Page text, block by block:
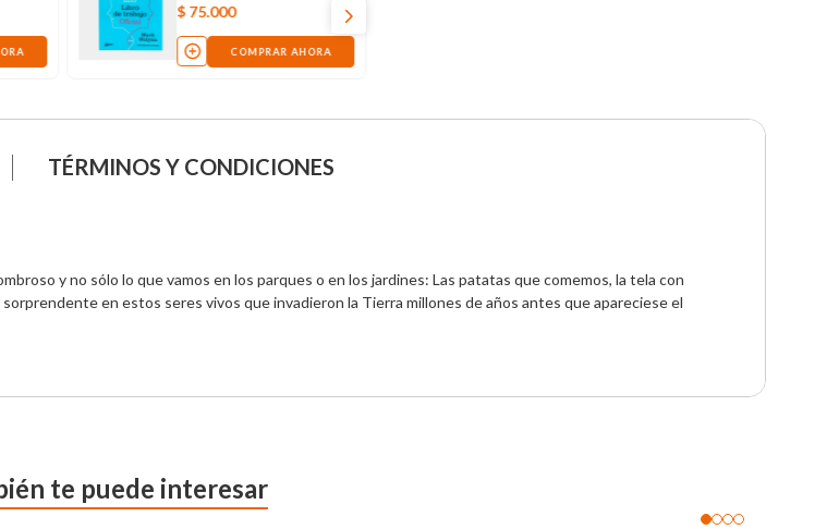
$ 75.000
COMPRAR AHORA
TÉRMINOS Y CONDICIONES
y no sólo lo que vamos en los parques o en los jardines: Las patatas que comemos, la tela con
en estos seres vivos que invadieron la Tierra millones de años antes que apareciese el
te puede interesar